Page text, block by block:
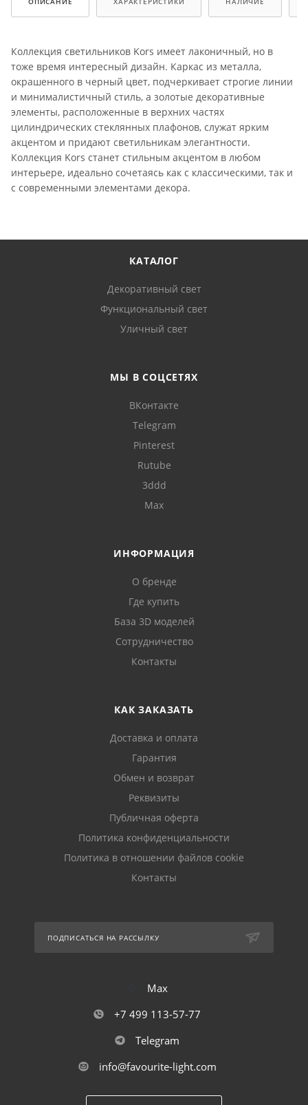
Коллекция светильников Kors имеет лаконичный, но в
тоже время интересный дизайн. Каркас из металла,
окрашенного в черный цвет, подчеркивает строгие линии
и минималистичный стиль, а золотые декоративные
элементы, расположенные в верхних частях
цилиндрических стеклянных плафонов, служат ярким
акцентом и придают светильникам элегантности.
Коллекция Kors станет стильным акцентом в любом
интерьере, идеально сочетаясь как с классическими, так и
с современными элементами декора.
КАТАЛОГ
Декоративный свет
Функциональный свет
Уличный свет
МЫ В СОЦСЕТЯХ
ВКонтакте
Telegram
Pinterest
Rutube
3ddd
Max
ИНФОРМАЦИЯ
О бренде
Где купить
База 3D моделей
Сотрудничество
Контакты
КАК ЗАКАЗАТЬ
Доставка и оплата
Гарантия
Обмен и возврат
Реквизиты
Публичная оферта
Политика конфиденциальности
Политика в отношении файлов cookie
Контакты
ПОДПИСАТЬСЯ НА РАССЫЛКУ
Max
+7 499 113-57-77
Telegram
info@favourite-light.com